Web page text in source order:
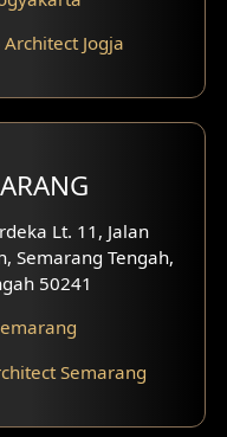
Jogja
Lt. 11, Jalan
Semarang Tengah,
50241
Semarang